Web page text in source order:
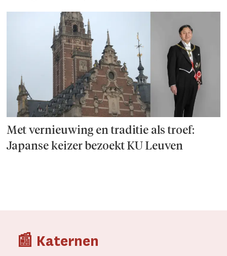
Met vernieuwing en traditie als troef:
Japanse keizer bezoekt KU Leuven
📰 Katernen